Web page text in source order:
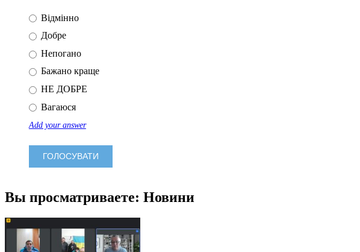
Відмінно
Добре
Непогано
Бажано краще
НЕ ДОБРЕ
Вагаюся
Add your answer
Вы просматриваете: Новини